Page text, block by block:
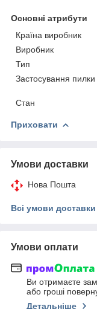
Основні атрибути
Країна виробник
Виробник
Тип
Застосування пилки
Стан
Приховати
Умови доставки
Нова Пошта
Всі умови доставки
Умови оплати
Ви отримаєте
або гроші
Детальніше